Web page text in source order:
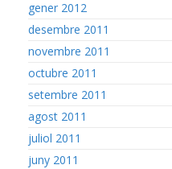
gener 2012
desembre 2011
novembre 2011
octubre 2011
setembre 2011
agost 2011
juliol 2011
juny 2011